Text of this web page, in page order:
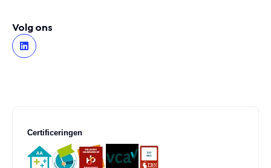
Volg ons
Certificeringen